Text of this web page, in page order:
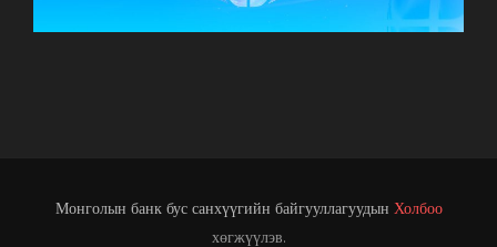
Монголын банк бус санхүүгийн байгууллагуудын Холбоо
хөгжүүлэв.